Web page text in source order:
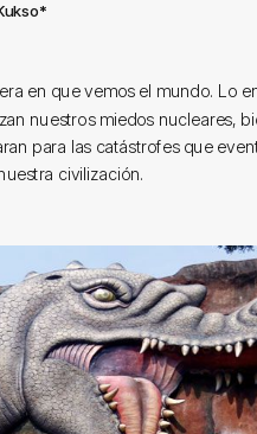
*
en que vemos el mundo. Lo
nuestros miedos nucleares,
para las catástrofes que
civilización.